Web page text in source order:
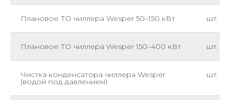
Плановое ТО чиллера Wesper 50–150 кВт шт.
Плановое ТО чиллера Wesper 150–400 кВт шт.
Чистка конденсатора чиллера Wesper
(водой под давлением)
шт.